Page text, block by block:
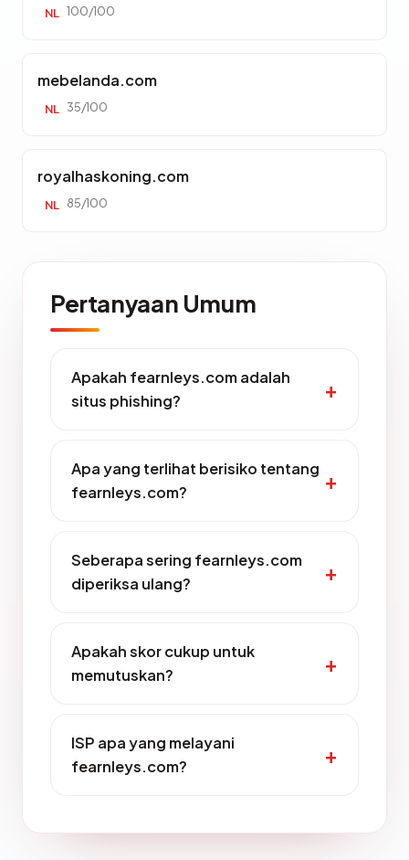
NL 100/100
mebelanda.com
NL 35/100
royalhaskoning.com
NL 85/100
Pertanyaan Umum
Apakah fearnleys.com adalah
situs phishing?
Apa yang terlihat berisiko tentang
fearnleys.com?
Seberapa sering fearnleys.com
diperiksa ulang?
Apakah skor cukup untuk
memutuskan?
ISP apa yang melayani
fearnleys.com?